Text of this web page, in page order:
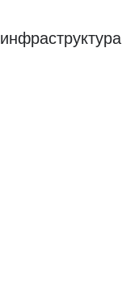
инфраструктура